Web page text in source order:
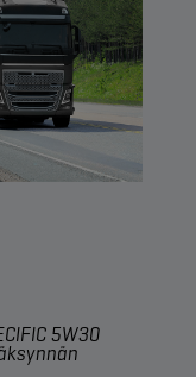
kilparadan
5W30